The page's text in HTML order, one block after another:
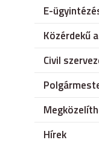
E-
Közérdekű
Civil
Hírek